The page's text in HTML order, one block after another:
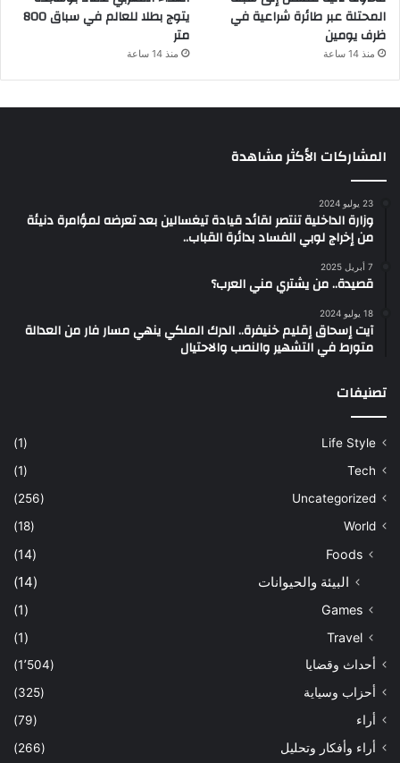
المحتلة عبر طائرة شراعية في
ظرف يومين
منذ 14 ساعة
يتوج بطلا للعالم في سباق 800
متر
منذ 14 ساعة
المشاركات الأكثر مشاهدة
23 يوليو 2024
وزارة الداخلية تنتصر لقائد قيادة تيغسالين بعد تعرضه لمؤامرة دنيئة
من إخراج لوبي الفساد بدائرة القباب..
7 أبريل 2025
قصيدة.. من يشتري مني العرب؟
18 يوليو 2024
آيت إسحاق إقليم خنيفرة.. الدرك الملكي ينهي مسار فار من العدالة
متورط في التشهير والنصب والاحتيال
تصنيفات
Life Style
(1)
Tech
(1)
Uncategorized
(256)
World
(18)
Foods
(14)
البيئة والحيوانات (14)
Games
(1)
Travel
(1)
أحداث وقضايا
(1٬504)
أحزاب وسياية
(325)
أراء
(79)
أراء وأفكار وتحليل
(266)